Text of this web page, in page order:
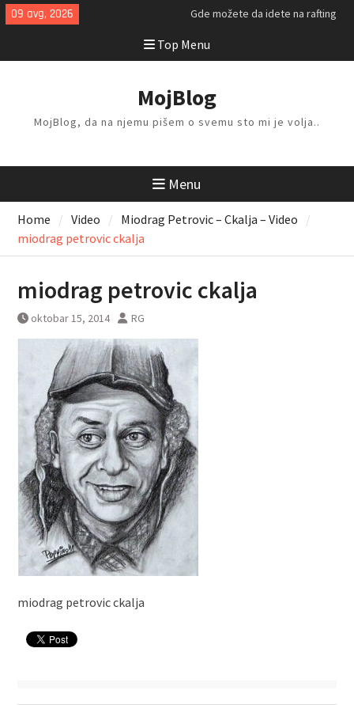
Skip
to
09 avg, 2026
Gde možete da idete na rafting
Kako da isplanirate savršen letnji
odmor?
stvari kod kuće?
Top Menu
MojBlog
MojBlog, da na njemu pišem o svemu sto mi je volja..
Menu
Home Video
Miodrag Petrovic – Ckalja – Video
miodrag petrovic ckalja
miodrag petrovic ckalja
oktobar 15, 2014 RG
miodrag petrovic ckalja